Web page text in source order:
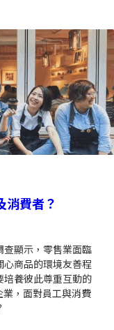
消費者？
顯示，零售業面臨
商品的環境友善程
培養彼此尊重互動的
，面對員工與消費